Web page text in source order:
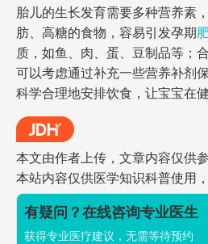
胎儿的生长发育需要多种营养素
肪、高糖的食物，容易引发孕期
质，如鱼、肉、蛋、豆制品等；
可以考虑通过补充一些营养补剂
科学合理地安排饮食，让宝宝在
本文由作者上传，文章内容仅供
本站内容仅供医学知识科普使用
有疑问？在线咨询专业医生
获得专业医疗建议，无需等待预约